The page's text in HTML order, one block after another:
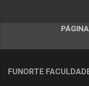
FUNORTE